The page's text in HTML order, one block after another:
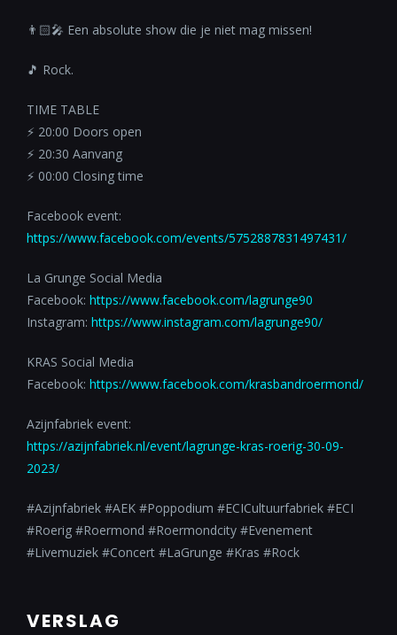
👨🏻‍🎤 Een absolute show die je niet mag missen!
🎵 Rock.
TIME TABLE
⚡️ 20:00 Doors open
⚡️ 20:30 Aanvang
⚡️ 00:00 Closing time
Facebook event:
https://www.facebook.com/events/5752887831497431/
La Grunge Social Media
Facebook: https://www.facebook.com/lagrunge90
Instagram: https://www.instagram.com/lagrunge90/
KRAS Social Media
Facebook: https://www.facebook.com/krasbandroermond/
Azijnfabriek event:
https://azijnfabriek.nl/event/lagrunge-kras-roerig-30-09-
2023/
#Azijnfabriek #AEK #Poppodium #ECICultuurfabriek #ECI
#Roerig #Roermond #Roermondcity #Evenement
#Livemuziek #Concert #LaGrunge #Kras #Rock
VERSLAG